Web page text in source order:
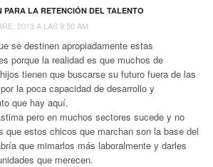
PARA LA RETENCIÓN DEL TALENTO
2013 A LAS 9:50 AM
se destinen apropiadamente estas
porque la realidad es que muchos de
tienen que buscarse su futuro fuera de las
la poca capacidad de desarrollo y
que hay aquí.
pero en muchos sectores sucede y no
que estos chicos que marchan son la base del
que mimarlos más laboralmente y darles
que merecen.